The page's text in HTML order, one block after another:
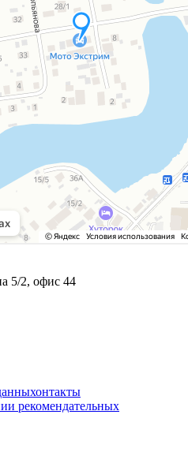
5/2, офис 44
рекомендательных